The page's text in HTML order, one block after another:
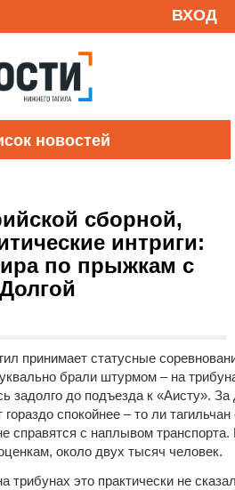
ВХОД
новостей
сборной,
интриги:
по прыжкам с
принимает статусные
брали штурмом – на
задолго до подъезда к «Аисту».
гораздо спокойнее – то ли
справятся с наплывом
около двух тысяч человек.
трибунах это практически не